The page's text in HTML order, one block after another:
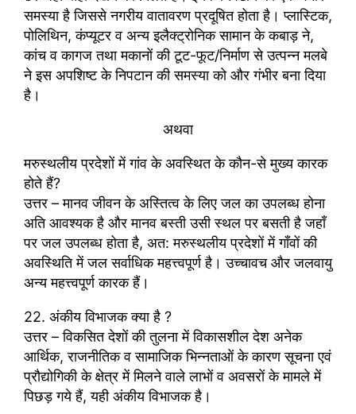
समस्या है जिससे नगरीय वातावरण प्रदूषित होता है। प्लास्टिक,
पोलिथिन, कंप्यूटर व अन्य इलैक्ट्रोनिक सामान के कबाड़ ने,
कांच व कागज तथा मकानों की टूट-फूट/निर्माण से उत्पन्न मलबे
ने इस अपशिष्ट के निपटान की समस्या को और गंभीर बना दिया
है।
अथवा
मरुस्थलीय प्रदेशों में गांव के अवस्थित के कौन-से मुख्य कारक
होते हैं?
उत्तर – मानव जीवन के अस्तित्व के लिए जल का उपलब्ध होना
अति आवश्यक है और मानव बस्ती उसी स्थल पर बसती है जहाँ
पर जल उपलब्ध होता है, अत: मरुस्थलीय प्रदेशों में गाँवों की
अवस्थिति में जल सर्वाधिक महत्त्वपूर्ण है। उच्चावच और जलवायु
अन्य महत्त्वपूर्ण कारक हैं।
22. अंकीय विभाजक क्या है ?
उत्तर – विकसित देशों की तुलना में विकासशील देश अनेक
आर्थिक, राजनीतिक व सामाजिक भिन्नताओं के कारण सूचना एवं
प्रौद्योगिकी के क्षेत्र में मिलने वाले लाभों व अवसरों के मामले में
पिछड़ गये हैं, यही अंकीय विभाजक है।